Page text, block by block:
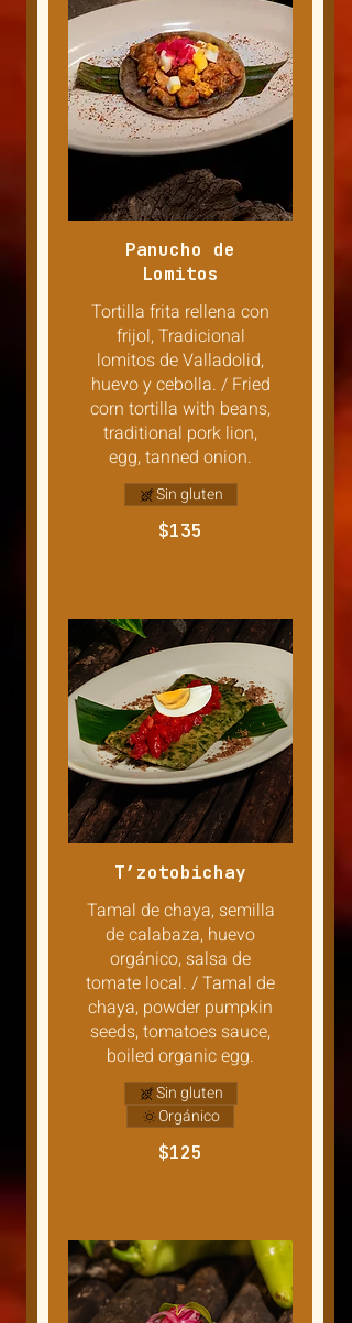
Panucho de
Lomitos
Tortilla frita rellena con
frijol, Tradicional
lomitos de Valladolid,
huevo y cebolla. / Fried
corn tortilla with beans,
traditional pork lion,
egg, tanned onion.
$135
Sin gluten
T’zotobichay
Tamal de chaya, semilla
de calabaza, huevo
orgánico, salsa de
tomate local. / Tamal de
chaya, powder pumpkin
seeds, tomatoes sauce,
boiled organic egg.
$125
Sin gluten
Orgánico